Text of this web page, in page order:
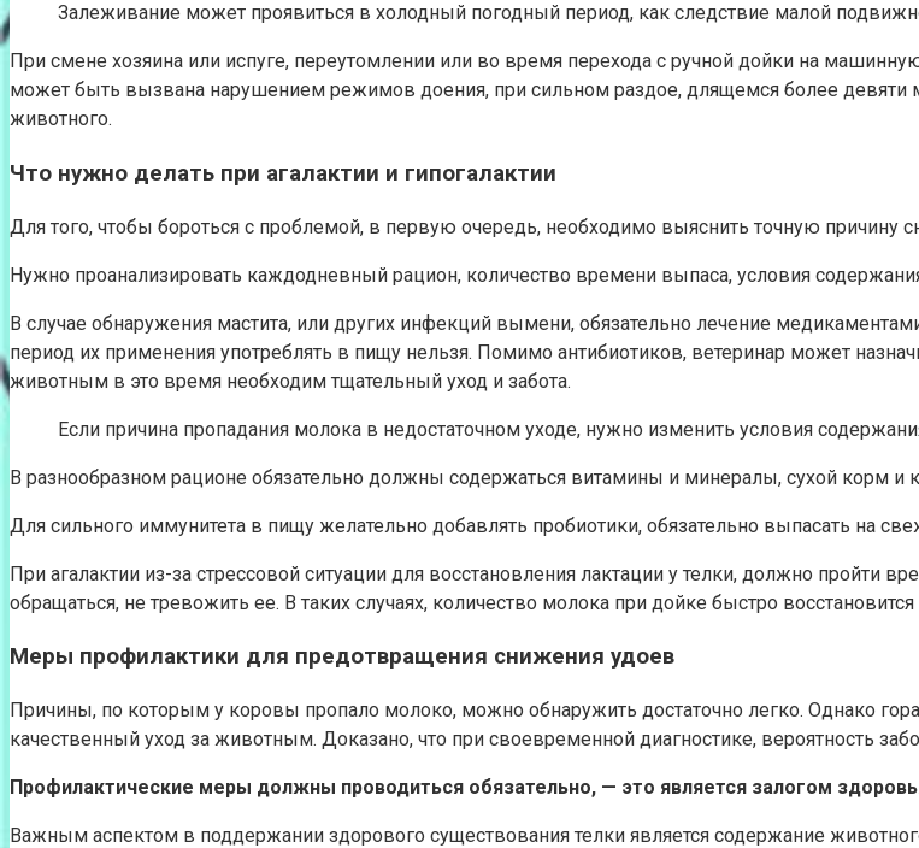
Залеживание может проявиться в холодный погодный период, как следствие малой
При смене хозяина или испуге, переутомлении или во время перехода с ручной дойки на
может быть вызвана нарушением режимов доения, при сильном раздое, длящемся более девяти
животного.
Что нужно делать при агалактии и гипогалактии
Для того, чтобы бороться с проблемой, в первую очередь, необходимо выяснить точную причину
Нужно проанализировать каждодневный рацион, количество времени выпаса, условия
В случае обнаружения мастита, или других инфекций вымени, обязательно лечение
период их применения употреблять в пищу нельзя. Помимо антибиотиков, ветеринар может
животным в это время необходим тщательный уход и забота.
Если причина пропадания молока в недостаточном уходе, нужно изменить условия
В разнообразном рационе обязательно должны содержаться витамины и минералы, сухой корм и
Для сильного иммунитета в пищу желательно добавлять пробиотики, обязательно выпасать на
При агалактии из-за стрессовой ситуации для восстановления лактации у телки, должно
обращаться, не тревожить ее. В таких случаях, количество молока при дойке быстро
Меры профилактики для предотвращения снижения удоев
Причины, по которым у коровы пропало молоко, можно обнаружить достаточно легко. Однако
качественный уход за животным. Доказано, что при своевременной диагностике, вероятность
Профилактические меры должны проводиться обязательно, — это является залогом
Важным аспектом в поддержании здорового существования телки является содержание